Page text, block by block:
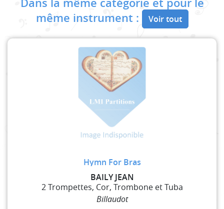
même instrument :
Voir tout
Hymn For Bras
BAILY JEAN
2 Trompettes, Cor, Trombone et Tuba
Billaudot